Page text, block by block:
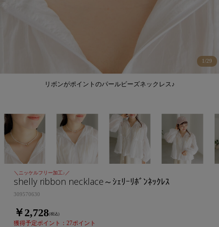
リボンがポイントのパールビーズネックレス♪
1 /29
＼ニッケルフリー加工♪／
shelly ribbon necklace～ｼｪﾘｰﾘﾎﾞﾝﾈｯｸﾚｽ
309570630
￥2,728(税込)
獲得予定ポイント：27ポイント